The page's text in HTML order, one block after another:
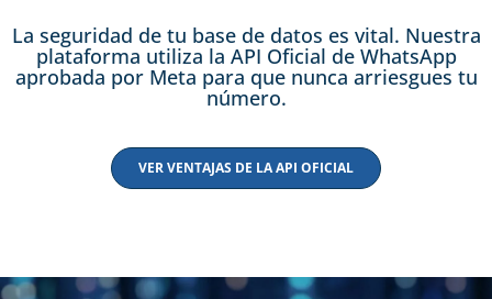
La seguridad de tu base de datos es vital. Nuestra
plataforma utiliza la API Oficial de WhatsApp
aprobada por Meta para que nunca arriesgues tu
número.
VER VENTAJAS DE LA API OFICIAL